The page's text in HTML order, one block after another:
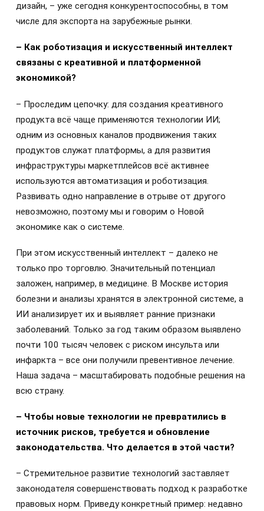
дизайн, – уже сегодня конкурентоспособны, в том
числе для экспорта на зарубежные рынки.
– Как роботизация и искусственный интеллект
связаны с креативной и платформенной
экономикой?
– Проследим цепочку: для создания креативного
продукта всё чаще применяются технологии ИИ;
одним из основных каналов продвижения таких
продуктов служат платформы, а для развития
инфраструктуры маркетплейсов всё активнее
используются автоматизация и роботизация.
Развивать одно направление в отрыве от другого
невозможно, поэтому мы и говорим о Новой
экономике как о системе.
При этом искусственный интеллект – далеко не
только про торговлю. Значительный потенциал
заложен, например, в медицине. В Москве история
болезни и анализы хранятся в электронной системе, а
ИИ анализирует их и выявляет ранние признаки
заболеваний. Только за год таким образом выявлено
почти 100 тысяч человек с риском инсульта или
инфаркта – все они получили превентивное лечение.
Наша задача – масштабировать подобные решения на
всю страну.
– Чтобы новые технологии не превратились в
источник рисков, требуется и обновление
законодательства. Что делается в этой части?
– Стремительное развитие технологий заставляет
законодателя совершенствовать подход к разработке
правовых норм. Приведу конкретный пример: недавно